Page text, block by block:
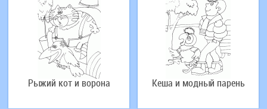
Рыжий кот и ворона Кеша и модный парень